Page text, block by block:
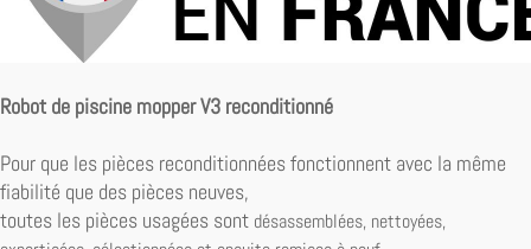
Robot de piscine mopper V3 reconditionné
Pour que les pièces reconditionnées fonctionnent avec la même
fiabilité que des pièces neuves,
toutes les pièces usagées sont désassemblées, nettoyées,